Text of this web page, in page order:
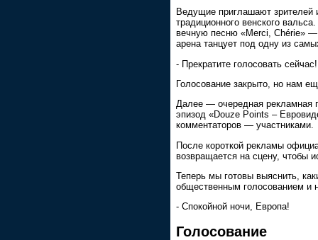
Ведущие приглашают зрителей
традиционного венского
вечную песню «Merci, Chérie» —
арена танцует под одну из
- Прекратите голосовать сейчас!
Голосование закрыто, но нам
Далее — очередная рекламная
эпизод «Douze Points –
комментаторов — участниками.
После короткой рекламы
возвращается на сцену, чтобы
Теперь мы готовы выяснить,
общественным голосованием и
- Спокойной ночи, Европа!
Голосование